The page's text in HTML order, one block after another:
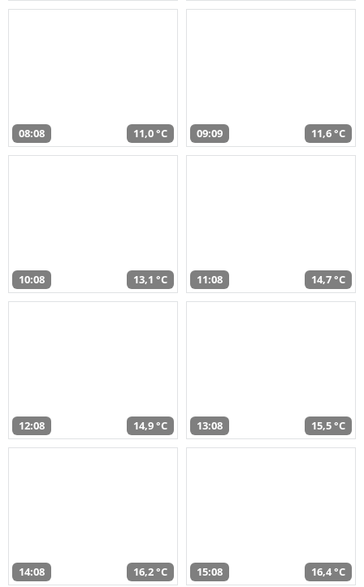
08:08 11,0 °C 09:09 11,6 °C
10:08 13,1 °C 11:08 14,7 °C
12:08 14,9 °C 13:08 15,5 °C
14:08 16,2 °C 15:08 16,4 °C